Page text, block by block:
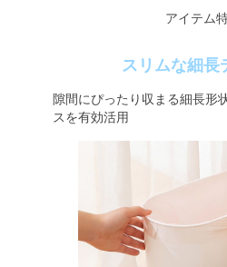
アイテム
スリムな細長
隙間にぴったり収まる細長形
スを有効活用